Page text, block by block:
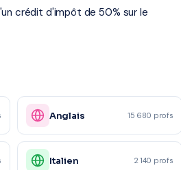
crédit d'impôt de 50% sur le
Anglais 15 680 profs
Italien 2 140 profs